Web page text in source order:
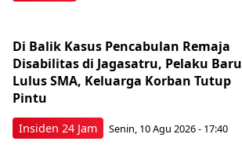
Insiden 24 Jam
Di Balik Kasus Pencabulan Remaja
Disabilitas di Jagasatru, Pelaku Baru
Lulus SMA, Keluarga Korban Tutup
Pintu
Senin, 10 Agu 2026 - 17:40